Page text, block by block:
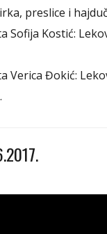
preslice i
Sofija Kostić:
Verica Đokić: